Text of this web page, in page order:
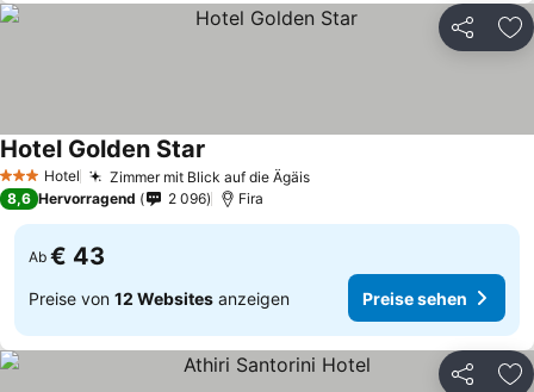
Teilen
3 SterneHotel Zimmer mit Blick auf die Ägäis
Hotel Golden Star
8,6 Hervorragend 2 096 Fira
Ab € 43
Preise von 12 Websites anzeigen Preise sehen
Teilen